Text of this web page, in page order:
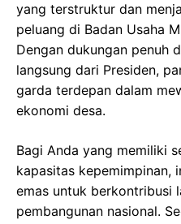
yang terstruktur dan
peluang di Badan Usaha
Dengan dukungan penuh
langsung dari Presiden,
garda terdepan dalam
ekonomi desa.
Bagi Anda yang memiliki
kapasitas kepemimpinan,
emas untuk berkontribusi
pembangunan nasional.